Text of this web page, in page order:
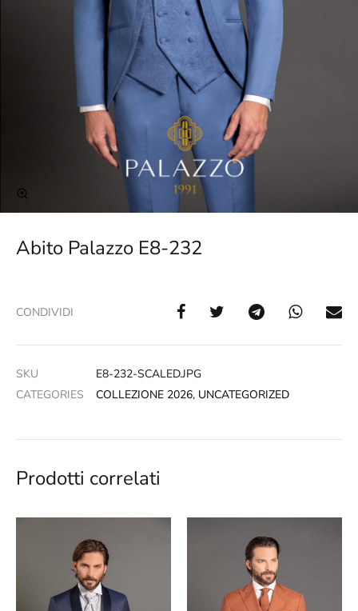
Abito Palazzo E8-232
CONDIVIDI
SKU
E8-232-SCALED.JPG
CATEGORIES
COLLEZIONE 2026, UNCATEGORIZED
Prodotti correlati